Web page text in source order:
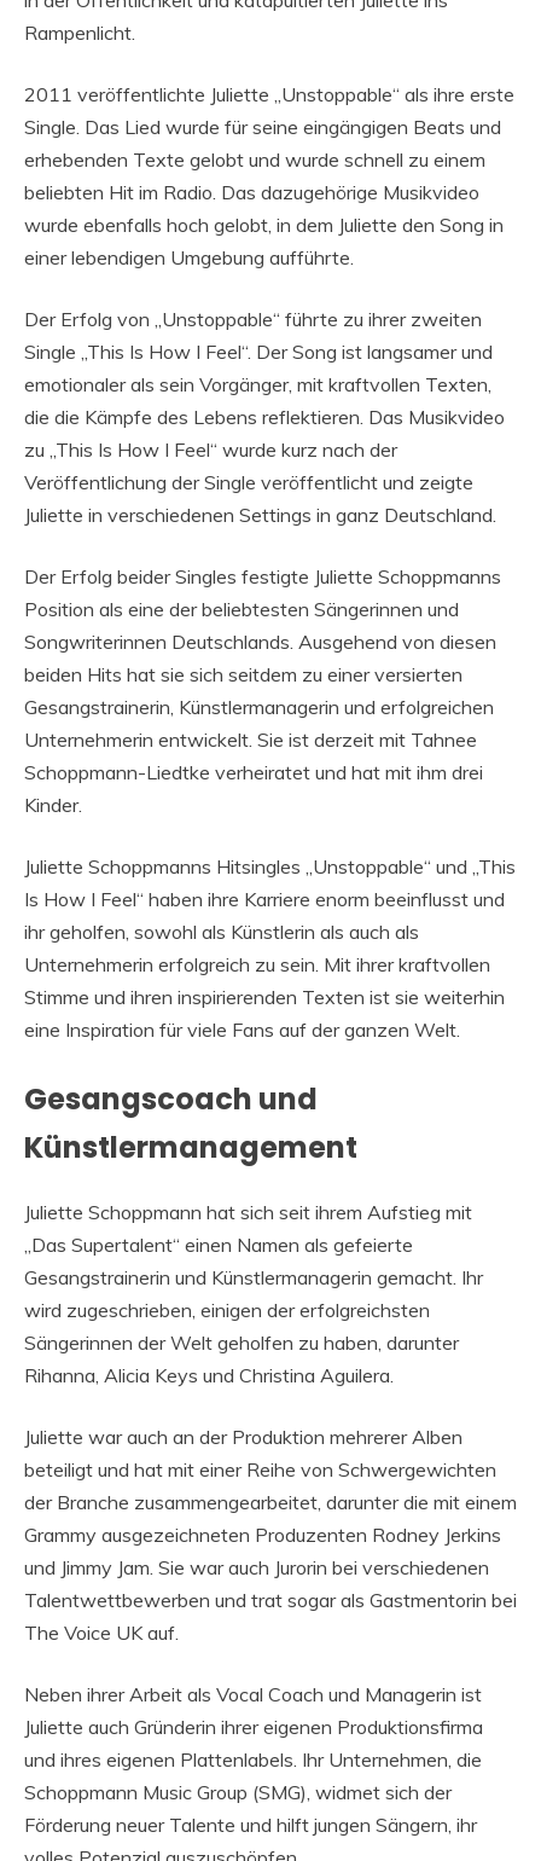
Rampenlicht.
2011 veröffentlichte Juliette „Unstoppable“ als ihre erste
Single. Das Lied wurde für seine eingängigen Beats und
erhebenden Texte gelobt und wurde schnell zu einem
beliebten Hit im Radio. Das dazugehörige Musikvideo
wurde ebenfalls hoch gelobt, in dem Juliette den Song in
einer lebendigen Umgebung aufführte.
Der Erfolg von „Unstoppable“ führte zu ihrer zweiten
Single „This Is How I Feel“. Der Song ist langsamer und
emotionaler als sein Vorgänger, mit kraftvollen Texten,
die die Kämpfe des Lebens reflektieren. Das Musikvideo
zu „This Is How I Feel“ wurde kurz nach der
Veröffentlichung der Single veröffentlicht und zeigte
Juliette in verschiedenen Settings in ganz Deutschland.
Der Erfolg beider Singles festigte Juliette Schoppmanns
Position als eine der beliebtesten Sängerinnen und
Songwriterinnen Deutschlands. Ausgehend von diesen
beiden Hits hat sie sich seitdem zu einer versierten
Gesangstrainerin, Künstlermanagerin und erfolgreichen
Unternehmerin entwickelt. Sie ist derzeit mit Tahnee
Schoppmann-Liedtke verheiratet und hat mit ihm drei
Kinder.
Juliette Schoppmanns Hitsingles „Unstoppable“ und „This
Is How I Feel“ haben ihre Karriere enorm beeinflusst und
ihr geholfen, sowohl als Künstlerin als auch als
Unternehmerin erfolgreich zu sein. Mit ihrer kraftvollen
Stimme und ihren inspirierenden Texten ist sie weiterhin
eine Inspiration für viele Fans auf der ganzen Welt.
Gesangscoach und
Künstlermanagement
Juliette Schoppmann hat sich seit ihrem Aufstieg mit
„Das Supertalent“ einen Namen als gefeierte
Gesangstrainerin und Künstlermanagerin gemacht. Ihr
wird zugeschrieben, einigen der erfolgreichsten
Sängerinnen der Welt geholfen zu haben, darunter
Rihanna, Alicia Keys und Christina Aguilera.
Juliette war auch an der Produktion mehrerer Alben
beteiligt und hat mit einer Reihe von Schwergewichten
der Branche zusammengearbeitet, darunter die mit einem
Grammy ausgezeichneten Produzenten Rodney Jerkins
und Jimmy Jam. Sie war auch Jurorin bei verschiedenen
Talentwettbewerben und trat sogar als Gastmentorin bei
The Voice UK auf.
Neben ihrer Arbeit als Vocal Coach und Managerin ist
Juliette auch Gründerin ihrer eigenen Produktionsfirma
und ihres eigenen Plattenlabels. Ihr Unternehmen, die
Schoppmann Music Group (SMG), widmet sich der
Förderung neuer Talente und hilft jungen Sängern, ihr